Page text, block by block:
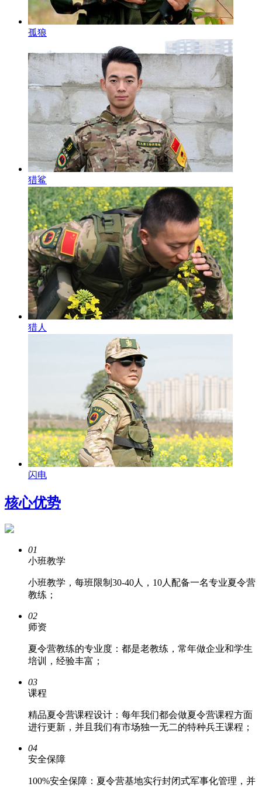
孤狼
猎鲨
猎人
闪电
核心优势
01
小班教学
小班教学，每班限制30-40人，10人配备一名专业夏令营
教练；
02
师资
夏令营教练的专业度：都是老教练，常年做企业和学生
培训，经验丰富；
03
课程
精品夏令营课程设计：每年我们都会做夏令营课程方面
进行更新，并且我们有市场独一无二的特种兵王课程；
04
安全保障
100%安全保障：夏令营基地实行封闭式军事化管理，并